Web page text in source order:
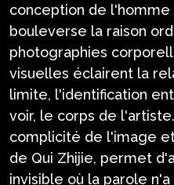
conception de
bouleverse la raison
photographies
visuelles éclairent la
limite, l'identification
voir, le corps de
complicité de l'image
de Qui Zhijie, permet
invisible où la parole